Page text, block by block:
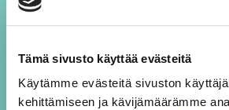
Tämä sivusto käyttää evästeitä
Käytämme evästeitä sivuston
kehittämiseen ja kävijämäärämme